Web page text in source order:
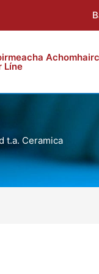
Achomhairc
Líne
t.a. Ceramica